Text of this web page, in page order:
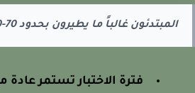
المبتدئون غالباً ما يطيرون بحدود 70-80 ساعة شهرياً.
فترة الاختبار تستمر عادة من 6 أشهر إلى سنة.